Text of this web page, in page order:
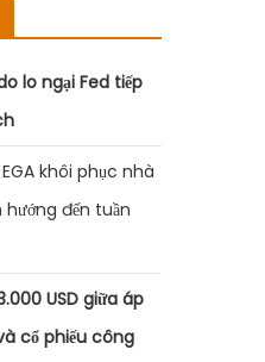
lo ngại Fed tiếp
khôi phục nhà
đến tuần
USD giữa áp
cổ phiếu công